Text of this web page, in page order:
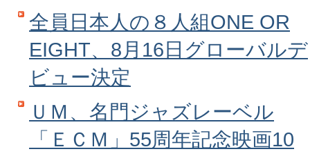
全員日本人の８人組ONE OR
EIGHT、8月16日グローバルデ
ビュー決定
ＵＭ、名門ジャズレーベル
「ＥＣＭ」55周年記念映画10